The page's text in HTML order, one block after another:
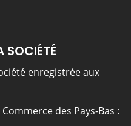
SOCIÉTÉ
enregistrée aux
des Pays-Bas :